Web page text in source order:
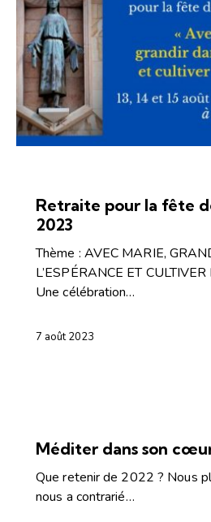
Retraite pour la fête
2023
Thème : AVEC MARIE,
L’ESPÉRANCE ET
Une célébration…
7 août 2023
Méditer dans son
Que retenir de 2022 ? Nous
nous a contrarié…